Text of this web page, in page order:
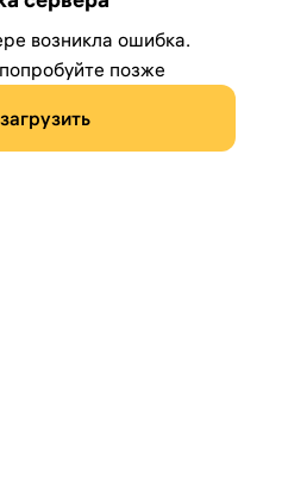
возникла ошибка.
позже